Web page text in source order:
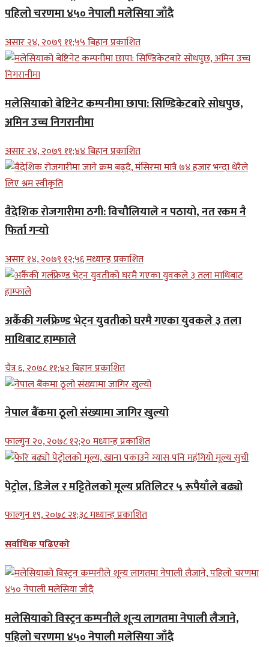
पहिलो चरणमा ४५० नेपाली मलेसिया जाँदै
असार २४, २०७९ ११;५५ बिहान प्रकाशित
मलेसियाको बेष्टिनेट कम्पनीमा छापा: सिण्डिकेटबारे सोधपुछ,
अमिन उच्च निगरानीमा
असार २४, २०७९ ११;४४ बिहान प्रकाशित
वैदेशिक रोजगारीमा ठगी: विचौलियाले न पठायो, नत रकम नै
फिर्ता गर्‍यो
असार १४, २०७९ १२;५६ मध्यान्ह प्रकाशित
अर्कैकी गर्लफ्रेण्ड भेट्न युवतीको घरमै गएका युवकले ३ तला
माथिबाट हाम्फाले
चैत्र ६, २०७८ ११;४२ बिहान प्रकाशित
नेपाल बैंकमा ठूलो संख्यामा जागिर खुल्यो
फाल्गुन २०, २०७८ १२;२० मध्यान्ह प्रकाशित
पेट्रोल, डिजेल र मट्टितेलको मूल्य प्रतिलिटर ५ रूपैयाँले बढ्यो
फाल्गुन १९, २०७८ २१;३८ मध्यान्ह प्रकाशित
सर्वाधिक पढिएको
मलेसियाको विस्ट्रन कम्पनीले शून्य लागतमा नेपाली लैजाने,
पहिलो चरणमा ४५० नेपाली मलेसिया जाँदै